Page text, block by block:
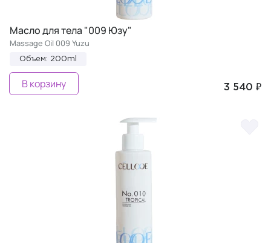
Масло для тела "009 Юзу"
Massage Oil 009 Yuzu
Объем: 200ml
3 540 ₽
В корзину